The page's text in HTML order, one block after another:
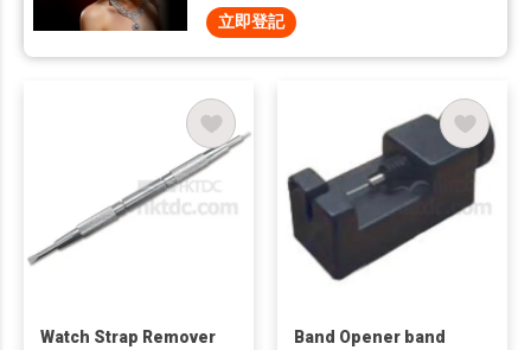
立即登記
Watch Strap Remover
Band Opener band